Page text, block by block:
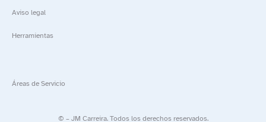
Aviso legal
Herramientas
Áreas de Servicio
© – JM Carreira. Todos los derechos reservados.